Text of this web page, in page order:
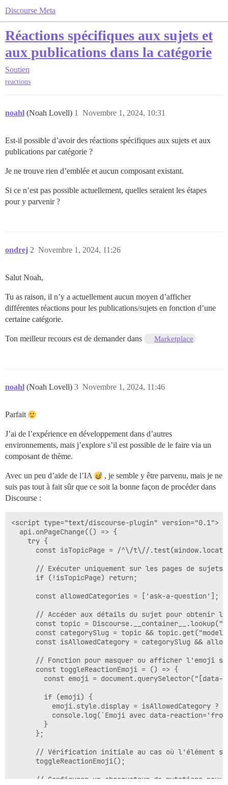
Discourse Meta
Réactions spécifiques aux sujets et
aux publications dans la catégorie
Soutien
reactions
noahl (Noah Lovell) Novembre 1, 2024, 10:31
1
Est-il possible d’avoir des réactions spécifiques aux sujets et aux
publications par catégorie ?
Je ne trouve rien d’emblée et aucun composant existant.
Si ce n’est pas possible actuellement, quelles seraient les étapes
pour y parvenir ?
ondrej Novembre 1, 2024, 11:26
2
Salut Noah,
Tu as raison, il n’y a actuellement aucun moyen d’afficher
différentes réactions pour les publications/sujets en fonction d’une
certaine catégorie.
Ton meilleur recours est de demander dans Marketplace
noahl (Noah Lovell) Novembre 1, 2024, 11:46
3
Parfait
J’ai de l’expérience en développement dans d’autres
environnements, mais j’explore s’il est possible de le faire via un
composant de thème.
Avec un peu d’aide de l’IA
, je semble y être parvenu, mais je ne
suis pas tout à fait sûr que ce soit la bonne façon de procéder dans
Discourse :
<script type="text/discourse-plugin" version="0.1">
  api.onPageChange(() => {
    try {
const isTopicPage = /^\/t\//
      // Exécuter uniquement sur les pages de sujets
      if (!isTopicPage) return;
const allowedCategories = ['ask-a-question'];
// Accéder aux détails du sujet pour obtenir
const topic =
const categorySlug = topic &&
const isAllowedCategory = categorySlug &&
// Fonction pour masquer ou afficher l'emoji
      const toggleReactionEmoji = () => {
const emoji = document.querySelector("[data-
        if (emoji) {
emoji.style.display = isAllowedCategory ?
console.log(`Emoji avec data-
        }
      };
// Vérification initiale au cas où l'élément
      toggleReactionEmoji();
// Configurer un observateur de mutations